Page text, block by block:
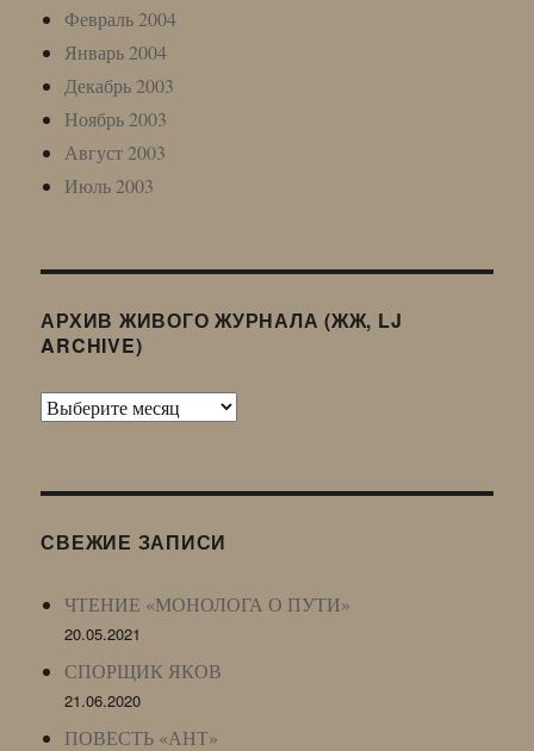
Февраль 2004
Январь 2004
Декабрь 2003
Ноябрь 2003
Август 2003
Июль 2003
АРХИВ ЖИВОГО ЖУРНАЛА (ЖЖ, LJ
ARCHIVE)
Архив
LJ
СВЕЖИЕ ЗАПИСИ
ЧТЕНИЕ «МОНОЛОГА О ПУТИ»
20.05.2021
СПОРЩИК ЯКОВ
21.06.2020
ПОВЕСТЬ «АНТ»